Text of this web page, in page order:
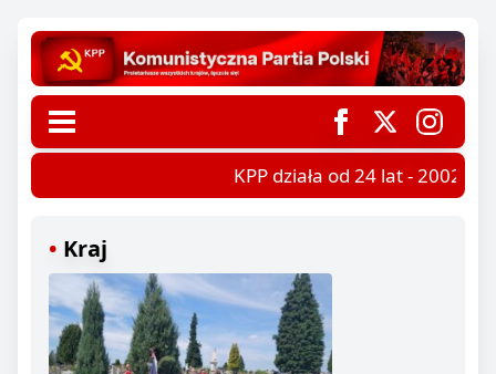
KPP działa od 24 lat - 2002-
Kraj